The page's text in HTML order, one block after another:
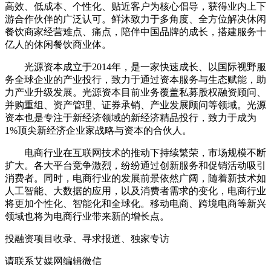
高效、低成本、个性化、贴近客户为核心倡导，获得业内上下
游合作伙伴的广泛认可。鲜沐致力于多角度、全方位解决休闲
餐饮商家经营难点、痛点，陪伴中国品牌的成长，搭建服务十
亿人的休闲餐饮商业体。
光源资本成立于2014年，是一家快速成长、以国际视野服
务全球企业的产业投行，致力于通过资本服务与生态赋能，助
力产业升级发展。光源资本目前业务覆盖私募股权融资顾问、
并购重组、资产管理、证券承销、产业发展顾问等领域。光源
资本也是专注于新经济领域的新经济精品投行，致力于成为
1%顶尖新经济企业家战略与资本的合伙人。
电商行业在互联网技术的推动下持续繁荣，市场规模不断
扩大。各大平台竞争激烈，纷纷通过创新服务和促销活动吸引
消费者。同时，电商行业的发展前景依然广阔，随着新技术如
人工智能、大数据的应用，以及消费者需求的变化，电商行业
将更加个性化、智能化和全球化。移动电商、跨境电商等新兴
领域也将为电商行业带来新的增长点。
投融资项目收录、寻求报道、独家专访
请联系艾媒网编辑微信